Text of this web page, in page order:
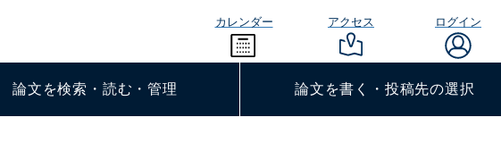
カレンダー アクセス ログイン
論文を検索・読む・管理 論文を書く・投稿先の選択